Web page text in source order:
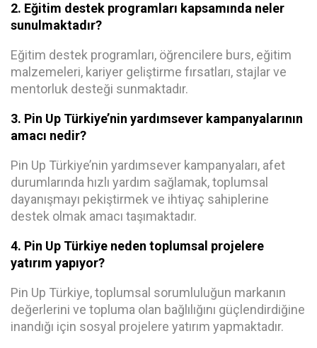
2. Eğitim destek programları kapsamında neler
sunulmaktadır?
Eğitim destek programları, öğrencilere burs, eğitim
malzemeleri, kariyer geliştirme fırsatları, stajlar ve
mentorluk desteği sunmaktadır.
3. Pin Up Türkiye’nin yardımsever kampanyalarının
amacı nedir?
Pin Up Türkiye’nin yardımsever kampanyaları, afet
durumlarında hızlı yardım sağlamak, toplumsal
dayanışmayı pekiştirmek ve ihtiyaç sahiplerine
destek olmak amacı taşımaktadır.
4. Pin Up Türkiye neden toplumsal projelere
yatırım yapıyor?
Pin Up Türkiye, toplumsal sorumluluğun markanın
değerlerini ve topluma olan bağlılığını güçlendirdiğine
inandığı için sosyal projelere yatırım yapmaktadır.